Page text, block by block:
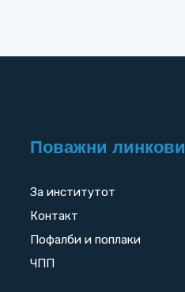
Поважни линкови
За институтот
Контакт
Пофалби и поплаки
ЧПП